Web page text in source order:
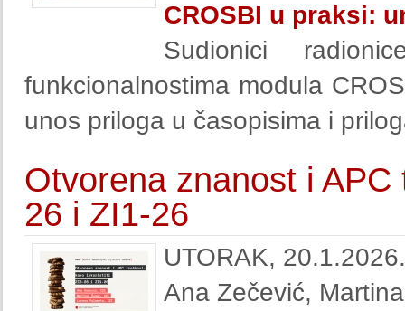
CROSBI u praksi:
Sudionici
funkcionalnostima modula
unos priloga u časopisima i
Otvorena znanost i
26 i ZI1-26
UTORAK,
Ana Zečević,